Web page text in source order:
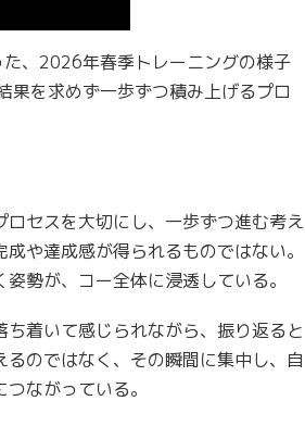
、2026年春季トレーニングの様子
果を求めず一歩ずつ積み上げるプロ
セスを大切にし、一歩ずつ進む考え
や達成感が得られるものではない。
勢が、コー全体に浸透している。
着いて感じられながら、振り返ると
のではなく、その瞬間に集中し、自
ながっている。